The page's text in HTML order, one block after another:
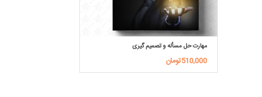
مهارت حل مسأله و تصمیم گیری
510,000تومان